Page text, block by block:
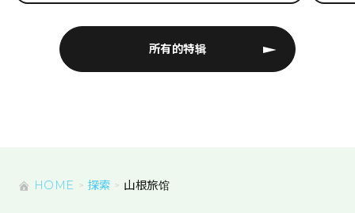
所有的特辑
HOME 探索 山根旅馆